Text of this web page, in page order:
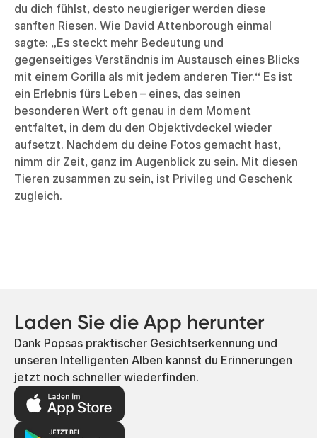
du dich fühlst, desto neugieriger werden diese
sanften Riesen. Wie David Attenborough einmal
sagte: „Es steckt mehr Bedeutung und
gegenseitiges Verständnis im Austausch eines Blicks
mit einem Gorilla als mit jedem anderen Tier.“ Es ist
ein Erlebnis fürs Leben – eines, das seinen
besonderen Wert oft genau in dem Moment
entfaltet, in dem du den Objektivdeckel wieder
aufsetzt. Nachdem du deine Fotos gemacht hast,
nimm dir Zeit, ganz im Augenblick zu sein. Mit diesen
Tieren zusammen zu sein, ist Privileg und Geschenk
zugleich.
Laden Sie die App herunter
Dank Popsas praktischer Gesichtserkennung und
unseren Intelligenten Alben kannst du Erinnerungen
jetzt noch schneller wiederfinden.